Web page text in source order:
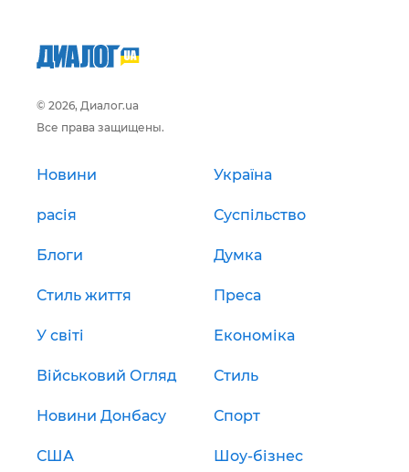
© 2026, Диалог.ua
Все права защищены.
Новини Україна
расія Суспільство
Блоги Думка
Стиль життя Преса
У світі Економіка
Військовий Огляд Стиль
Новини Донбасу Спорт
США Шоу-бізнес